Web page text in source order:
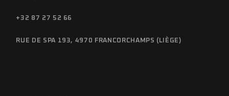
+32 87 27 52 66
RUE DE SPA 193, 4970 FRANCORCHAMPS (LIÈGE)